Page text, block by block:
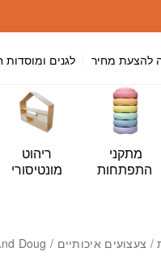
להצעת מחיר לגנים ומוסדות
מתקני
התפתחות
ריהוט
מונטיסורי
/ צעצועים איכותיים /
Doug